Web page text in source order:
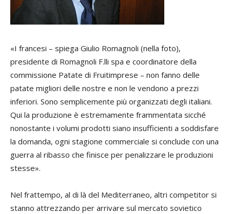
«I francesi – spiega Giulio Romagnoli (nella foto),
presidente di Romagnoli F.lli spa e coordinatore della
commissione Patate di Fruitimprese – non fanno delle
patate migliori delle nostre e non le vendono a prezzi
inferiori. Sono semplicemente più organizzati degli italiani.
Qui la produzione è estremamente frammentata sicché
nonostante i volumi prodotti siano insufficienti a soddisfare
la domanda, ogni stagione commerciale si conclude con una
guerra al ribasso che finisce per penalizzare le produzioni
stesse».
Nel frattempo, al di là del Mediterraneo, altri competitor si
stanno attrezzando per arrivare sul mercato sovietico